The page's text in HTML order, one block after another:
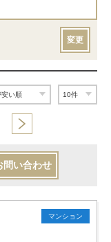
変更
問い合わせ
マンション